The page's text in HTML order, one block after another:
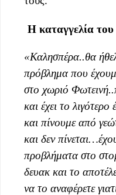
Η καταγγελία
«Καλησπέρα..θα
πρόβλημα που
στο χωριό
και έχει το
και πίνουμε από
και δεν
προβλήματα στο
δευακ και το
να το αναφέρετε